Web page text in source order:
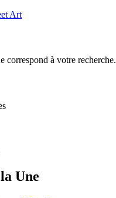
correspond à votre recherche.
Une